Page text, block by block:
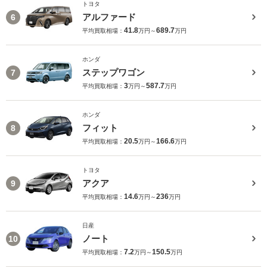
6
トヨタ
アルファード
平均買取相場： 41.8万円～689.7万円
7
ホンダ
ステップワゴン
平均買取相場： 3万円～587.7万円
8
ホンダ
フィット
平均買取相場： 20.5万円～166.6万円
9
トヨタ
アクア
平均買取相場： 14.6万円～236万円
10
日産
ノート
平均買取相場： 7.2万円～150.5万円